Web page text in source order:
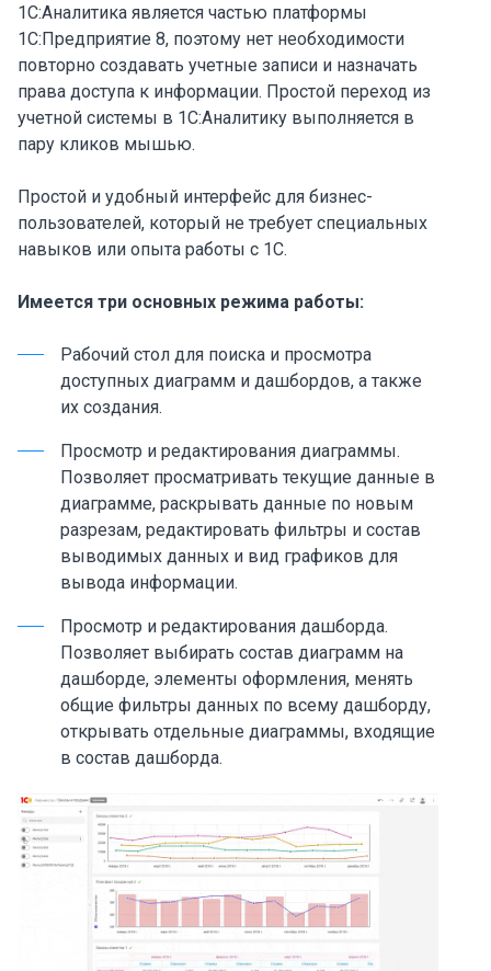
1С:Аналитика является частью платформы
1С:Предприятие 8, поэтому нет необходимости
повторно создавать учетные записи и назначать
права доступа к информации. Простой переход из
учетной системы в 1С:Аналитику выполняется в
пару кликов мышью.
Простой и удобный интерфейс для бизнес-
пользователей, который не требует специальных
навыков или опыта работы с 1С.
Имеется три основных режима работы:
Рабочий стол для поиска и просмотра
доступных диаграмм и дашбордов, а также
их создания.
Просмотр и редактирования диаграммы.
Позволяет просматривать текущие данные в
диаграмме, раскрывать данные по новым
разрезам, редактировать фильтры и состав
выводимых данных и вид графиков для
вывода информации.
Просмотр и редактирования дашборда.
Позволяет выбирать состав диаграмм на
дашборде, элементы оформления, менять
общие фильтры данных по всему дашборду,
открывать отдельные диаграммы, входящие
в состав дашборда.